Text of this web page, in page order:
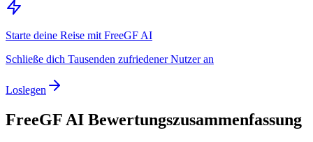
Starte deine Reise mit FreeGF AI
Schließe dich Tausenden zufriedener Nutzer an
Loslegen
FreeGF AI Bewertungszusammenfassung